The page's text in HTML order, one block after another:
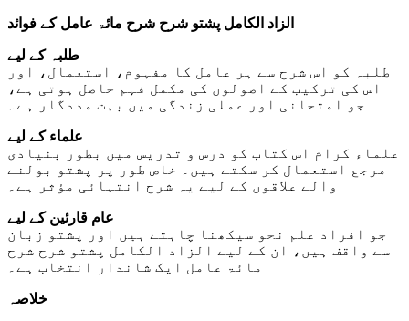
الزاد الکامل پشتو شرح شرح مائۃ عامل کے فوائد
طلبہ کے لیے
طلبہ کو اس شرح سے ہر عامل کا مفہوم، استعمال، اور
اس کی ترکیب کے اصولوں کی مکمل فہم حاصل ہوتی ہے،
جو امتحانی اور عملی زندگی میں بہت مددگار ہے۔
علماء کے لیے
علماء کرام اس کتاب کو درس و تدریس میں بطور بنیادی
مرجع استعمال کر سکتے ہیں۔ خاص طور پر پشتو بولنے
والے علاقوں کے لیے یہ شرح انتہائی مؤثر ہے۔
عام قارئین کے لیے
جو افراد علم نحو سیکھنا چاہتے ہیں اور پشتو زبان
سے واقف ہیں، ان کے لیے الزاد الکامل پشتو شرح شرح
مائۃ عامل ایک شاندار انتخاب ہے۔
خلاصہ